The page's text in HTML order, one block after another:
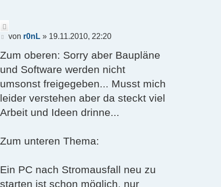
Beitrag
von r0nL» 19.11.2010, 22:20
Zum oberen: Sorry aber Baupläne
und Software werden nicht
umsonst freigegeben... Musst mich
leider verstehen aber da steckt viel
Arbeit und Ideen drinne...
Zum unteren Thema:
Ein PC nach Stromausfall neu zu
starten ist schon möglich, nur